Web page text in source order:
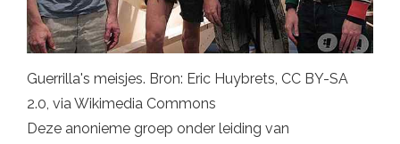
Guerrilla's meisjes. Bron: Eric Huybrets, CC BY-SA
2.0, via Wikimedia Commons
Deze anonieme groep onder leiding van